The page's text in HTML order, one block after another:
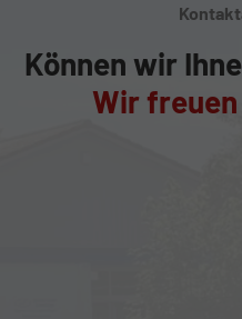
Können wir
Wir freuen